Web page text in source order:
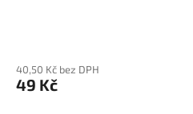
40,50 Kč bez DPH
49 Kč